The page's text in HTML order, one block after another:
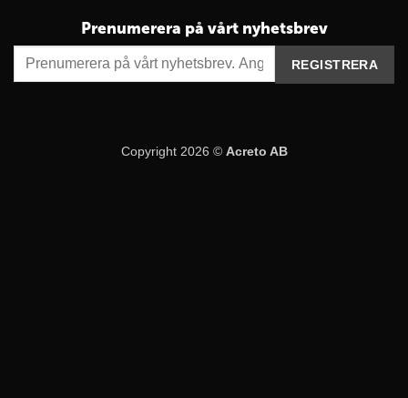
Prenumerera på vårt nyhetsbrev
Copyright 2026 © Acreto AB